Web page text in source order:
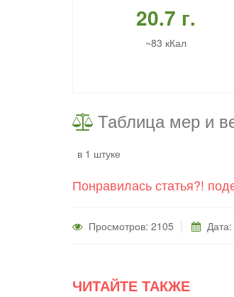
20.7 г.
~83 кКал
Таблица мер и
в 1 штуке
Понравилась статья?!
Просмотров: 2105
ЧИТАЙТЕ ТАКЖЕ